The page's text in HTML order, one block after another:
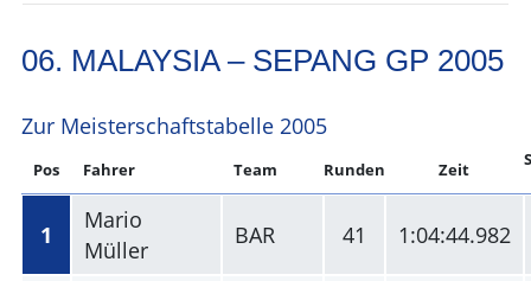
06. MALAYSIA – SEPANG GP 2005
Zur Meisterschaftstabelle 2005
Pos Fahrer Team Runden Zeit
1
Mario
Müller
BAR 41 1:04:44.982